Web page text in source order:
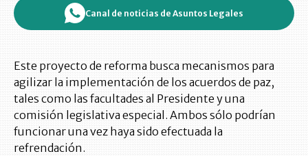
Canal de noticias de Asuntos Legales
Este proyecto de reforma busca mecanismos para
agilizar la implementación de los acuerdos de paz,
tales como las facultades al Presidente y una
comisión legislativa especial. Ambos sólo podrían
funcionar una vez haya sido efectuada la
refrendación.